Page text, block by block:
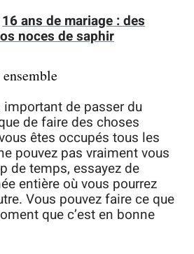
16 ans de mariage : des
noces de saphir
de passer du
de faire des choses
êtes occupés tous les
pouvez pas vraiment vous
de temps, essayez de
entière où vous pourrez
Vous pouvez faire ce que
que c’est en bonne